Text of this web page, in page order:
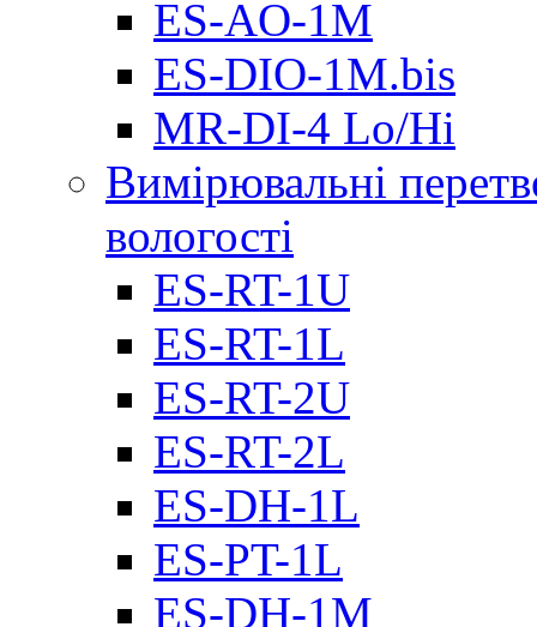
ES-AO-1М
ES-DIO-1M.bis
MR-DI-4 Lo/Hi
Вимірювальні
вологості
ES-RT-1U
ES-RT-1L
ES-RT-2U
ES-RT-2L
ES-DH-1L
ES-PT-1L
ES-DH-1M